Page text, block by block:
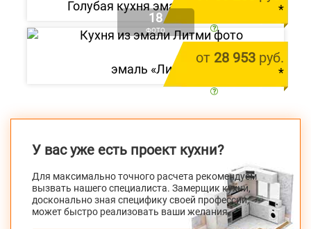
*
Голубая кухня эмаль «Типтон»
18
ФОТО
от 28 953 руб.
*
эмаль «Литми»
У вас уже есть проект кухни?
Для максимально точного расчета рекомендуем
вызвать нашего специалиста. Замерщик кухни,
досконально зная специфику своей профессии,
может быстро реализовать ваши желания.